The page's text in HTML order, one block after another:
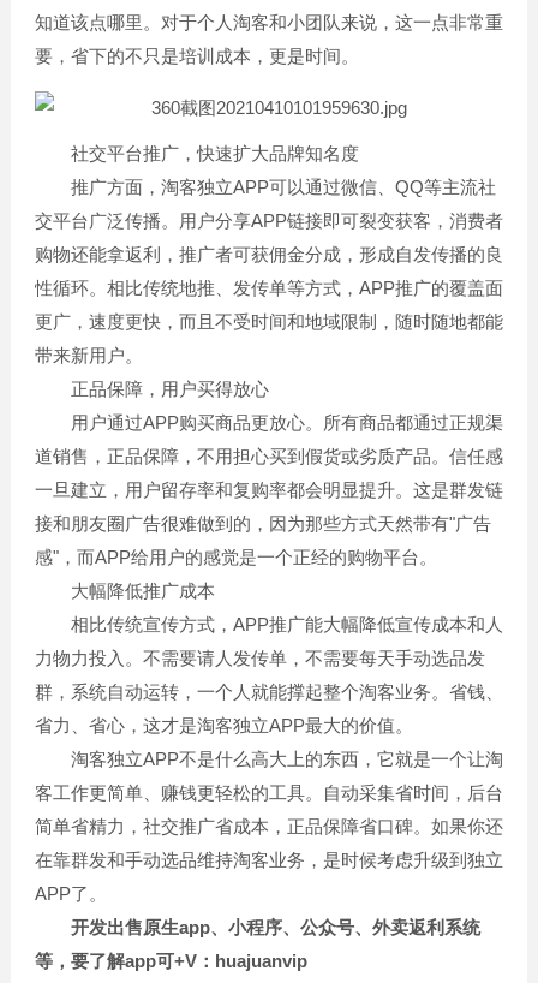
知道该点哪里。对于个人淘客和小团队来说，这一点非常重
要，省下的不只是培训成本，更是时间。
社交平台推广，快速扩大品牌知名度
推广方面，淘客独立APP可以通过微信、QQ等主流社
交平台广泛传播。用户分享APP链接即可裂变获客，消费者
购物还能拿返利，推广者可获佣金分成，形成自发传播的良
性循环。相比传统地推、发传单等方式，APP推广的覆盖面
更广，速度更快，而且不受时间和地域限制，随时随地都能
带来新用户。
正品保障，用户买得放心
用户通过APP购买商品更放心。所有商品都通过正规渠
道销售，正品保障，不用担心买到假货或劣质产品。信任感
一旦建立，用户留存率和复购率都会明显提升。这是群发链
接和朋友圈广告很难做到的，因为那些方式天然带有"广告
感"，而APP给用户的感觉是一个正经的购物平台。
大幅降低推广成本
相比传统宣传方式，APP推广能大幅降低宣传成本和人
力物力投入。不需要请人发传单，不需要每天手动选品发
群，系统自动运转，一个人就能撑起整个淘客业务。省钱、
省力、省心，这才是淘客独立APP最大的价值。
淘客独立APP不是什么高大上的东西，它就是一个让淘
客工作更简单、赚钱更轻松的工具。自动采集省时间，后台
简单省精力，社交推广省成本，正品保障省口碑。如果你还
在靠群发和手动选品维持淘客业务，是时候考虑升级到独立
APP了。
开发出售原生app、小程序、公众号、外卖返利系统
等，要了解app可+V：huajuanvip